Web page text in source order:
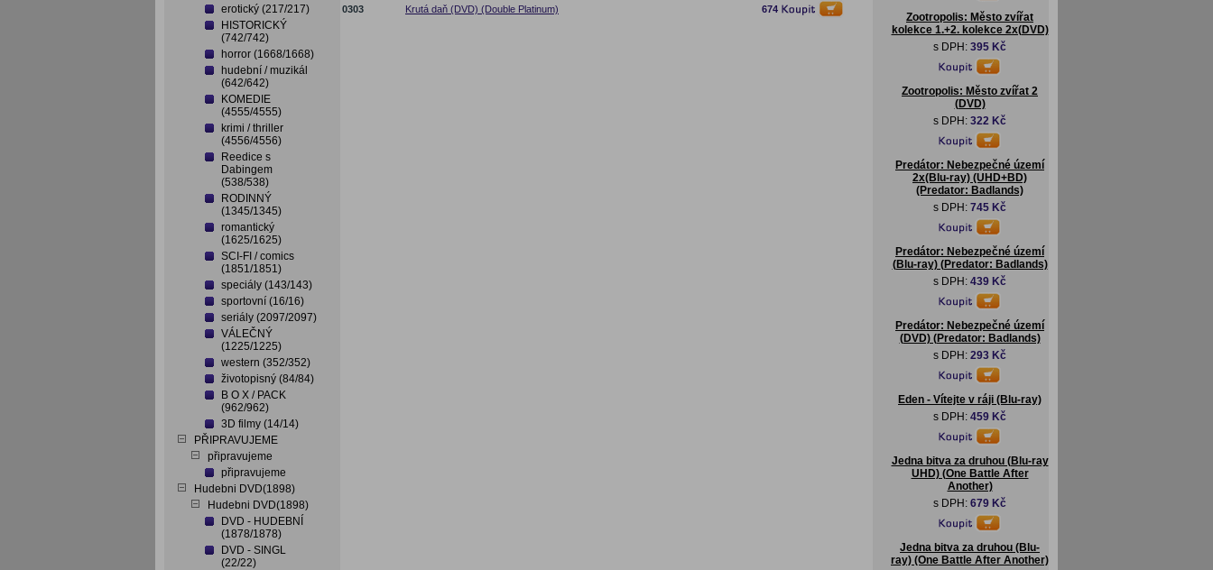
erotický (217/217)
HISTORICKÝ
(742/742)
horror (1668/1668)
hudební / muzikál
(642/642)
KOMEDIE
(4555/4555)
krimi / thriller
(4556/4556)
Reedice s
Dabingem
(538/538)
RODINNÝ
(1345/1345)
romantický
(1625/1625)
SCI-FI / comics
(1851/1851)
speciály (143/143)
sportovní (16/16)
seriály (2097/2097)
VÁLEČNÝ
(1225/1225)
western (352/352)
životopisný (84/84)
B O X / PACK
(962/962)
3D filmy (14/14)
PŘIPRAVUJEME
připravujeme
připravujeme
Hudebni DVD(1898)
Hudebni DVD(1898)
DVD - HUDEBNÍ
(1878/1878)
DVD - SINGL
(22/22)
0303
Krutá daň (DVD) (Double Platinum) 674
Zootropolis: Město zvířat
kolekce 1.+2. kolekce 2x(DVD)
s DPH: 395 Kč
Zootropolis: Město zvířat 2
(DVD)
s DPH: 322 Kč
Predátor: Nebezpečné území
2x(Blu-ray) (UHD+BD)
(Predator: Badlands)
s DPH: 745 Kč
Predátor: Nebezpečné území
(Blu-ray) (Predator: Badlands)
s DPH: 439 Kč
Predátor: Nebezpečné území
(DVD) (Predator: Badlands)
s DPH: 293 Kč
Eden - Vítejte v ráji (Blu-ray)
s DPH: 459 Kč
Jedna bitva za druhou (Blu-ray
UHD) (One Battle After
Another)
s DPH: 679 Kč
Jedna bitva za druhou (Blu-
ray) (One Battle After Another)